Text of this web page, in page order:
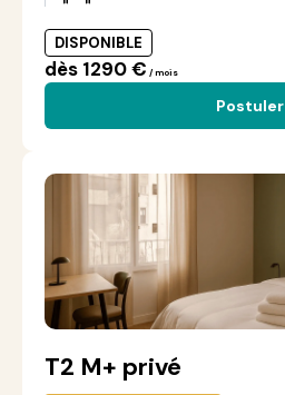
DISPONIBLE
dès 1290 € / mois
Postuler
T2 M+ privé